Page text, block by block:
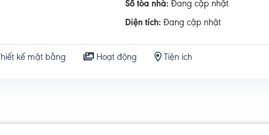
Số tòa nhà: Đang cập nhật
Diện tích: Đang cập nhật
kế mặt bằng Hoạt động Tiện ích